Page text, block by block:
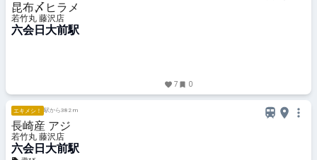
昆布〆ヒラメ
若竹丸 藤沢店
六会日大前駅
7 0
エキメシ！ 駅から382 m
長崎産 アジ
若竹丸 藤沢店
六会日大前駅